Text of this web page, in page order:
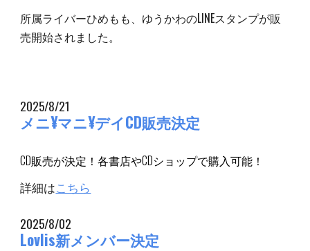
所属ライバーひめもも、ゆうかわのLINEスタンプが販
売開始されました。
2025/8/21
メニ¥マニ¥デイCD販売決定
CD販売が決定！各書店やCDショップで購入可能！
詳細はこちら
2025/8/02
Lovlis新メンバー決定